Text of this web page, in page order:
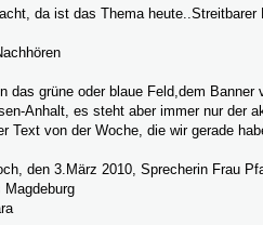
da ist das Thema heute..Streitbarer
das grüne oder blaue Feld,dem Banner
Anhalt, es steht aber immer nur der
Text von der Woche, die wir gerade
den 3.März 2010, Sprecherin Frau
Magdeburg